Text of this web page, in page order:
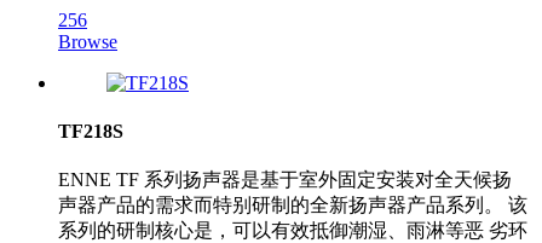
256
Browse
TF218S
ENNE TF 系列扬声器是基于室外固定安装对全天候扬
声器产品的需求而特别研制的全新扬声器产品系列。 该
系列的研制核心是，可以有效抵御潮湿、雨淋等恶 劣环